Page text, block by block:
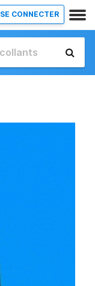
SE CONNECTER